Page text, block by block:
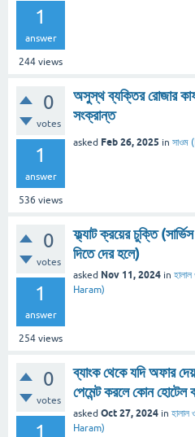
1
answer
244 views
0
votes
1
answer
536 views
অসুস্থ ব্যক্তির রোজার
সংক্রান্ত
asked Feb 26, 2025 in সাওম
0
votes
1
answer
254 views
ফ্ল্যাট ক্রয়ের চুক্তি
দিতে দের হলে)
asked Nov 11, 2024 in
Haram)
0
votes
1
ব্যাংক থেকে যদি অফার দেয়
পেমেন্ট করলে কোন হোটেল
asked Oct 27, 2024 in হালাল
Haram)